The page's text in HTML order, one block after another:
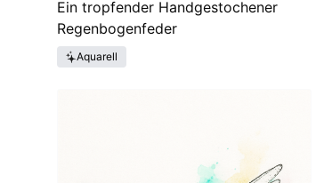
Ein tropfender Handgestochener
Regenbogenfeder
Aquarell